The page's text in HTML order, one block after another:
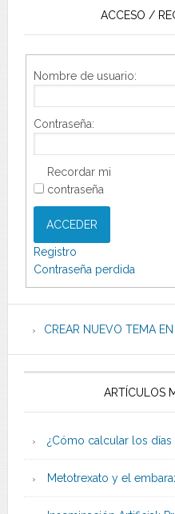
ACCESO /
Nombre de usuario:
Contraseña:
Recordar mi
contraseña
ACCEDER
Registro
Contraseña perdida
CREAR NUEVO TEMA
ARTÍCULOS
¿Cómo calcular los
Metotrexato y el